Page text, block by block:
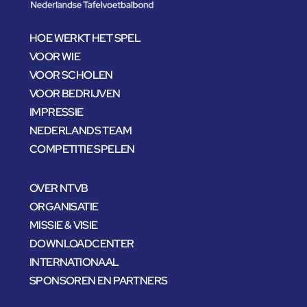
HOE WERKT HET SPEL
VOOR WIE
VOOR SCHOLEN
VOOR BEDRIJVEN
IMPRESSIE
NEDERLANDS TEAM
COMPETITIE SPELEN
OVER NTVB
ORGANISATIE
MISSIE & VISIE
DOWNLOADCENTER
INTERNATIONAAL
SPONSOREN EN PARTNERS